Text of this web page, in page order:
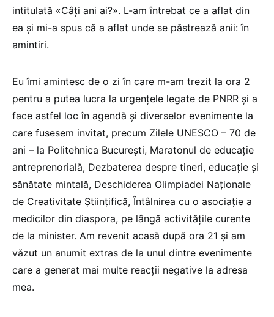
intitulată «Câți ani ai?». L-am întrebat ce a aflat din
ea și mi-a spus că a aflat unde se păstrează anii: în
amintiri.
Eu îmi amintesc de o zi în care m-am trezit la ora 2
pentru a putea lucra la urgențele legate de PNRR și a
face astfel loc în agendă și diverselor evenimente la
care fusesem invitat, precum Zilele UNESCO – 70 de
ani – la Politehnica București, Maratonul de educație
antreprenorială, Dezbaterea despre tineri, educație și
sănătate mintală, Deschiderea Olimpiadei Naționale
de Creativitate Științifică, Întâlnirea cu o asociație a
medicilor din diaspora, pe lângă activitățile curente
de la minister. Am revenit acasă după ora 21 și am
văzut un anumit extras de la unul dintre evenimente
care a generat mai multe reacții negative la adresa
mea.